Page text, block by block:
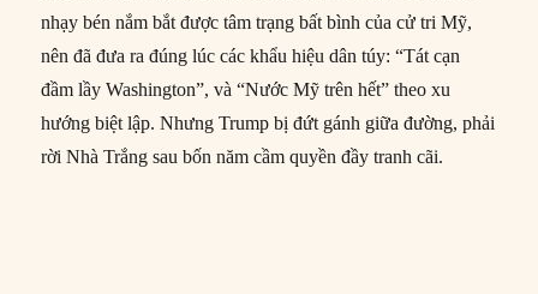
nhạy bén nắm bắt được tâm trạng bất bình của cử tri Mỹ,
nên đã đưa ra đúng lúc các khẩu hiệu dân túy: “Tát cạn
đầm lầy Washington”, và “Nước Mỹ trên hết” theo xu
hướng biệt lập. Nhưng Trump bị đứt gánh giữa đường, phải
rời Nhà Trắng sau bốn năm cầm quyền đầy tranh cãi.